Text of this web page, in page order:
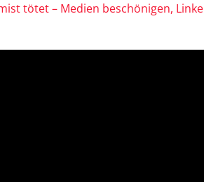
tötet – Medien beschönigen, Linke